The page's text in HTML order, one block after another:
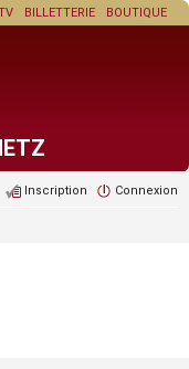
BOUTIQUE
BILLETTERIE
Connexion
Inscription